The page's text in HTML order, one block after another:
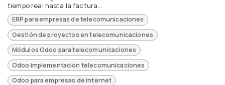
tiempo real hasta la factura...
ERP para empresas de telecomunicaciones
Gestión de proyectos en telecomunicaciones
Módulos Odoo para telecomunicaciones
Odoo implementación telecomunicaciones
Odoo para empresas de internet